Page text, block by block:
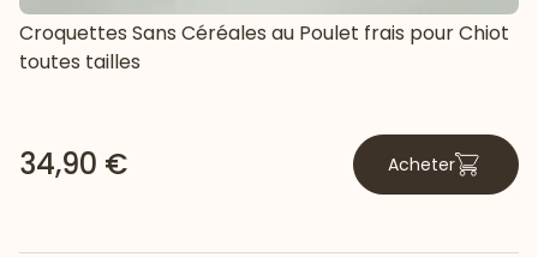
Croquettes Sans Céréales au Poulet frais pour Chiot
toutes tailles
34,90 € Acheter